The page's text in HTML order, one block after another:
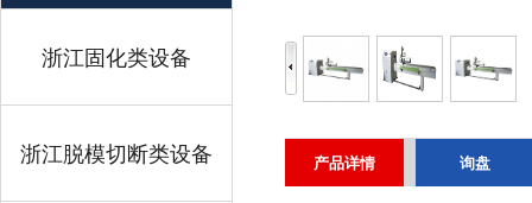
浙江固化类设备
浙江脱模切断类设备 产品详情 询盘